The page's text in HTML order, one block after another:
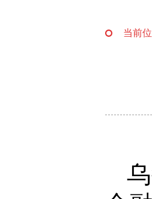
当前位